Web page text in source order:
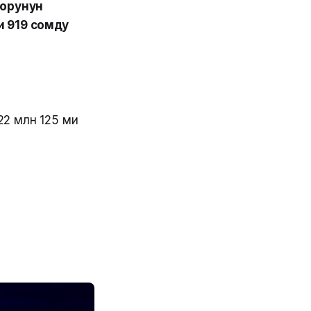
919 сомду
млн 125 миң